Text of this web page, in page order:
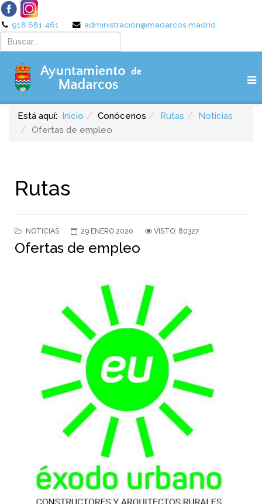
918 681 461 administracion@madarcos.madrid
Está aquí: Inicio Conócenos Rutas
Noticias
Ofertas de empleo
Rutas
NOTICIAS 29 ENERO 2020 VISTO: 80327
Ofertas de empleo